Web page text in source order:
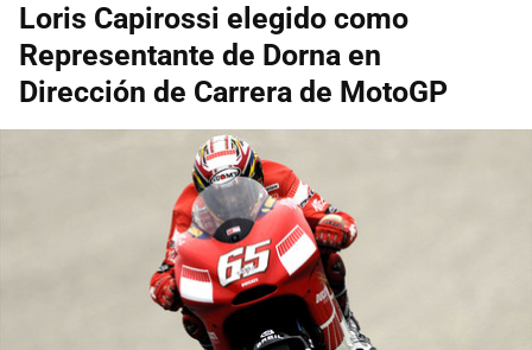
Loris Capirossi elegido como
Representante de Dorna en
Dirección de Carrera de MotoGP